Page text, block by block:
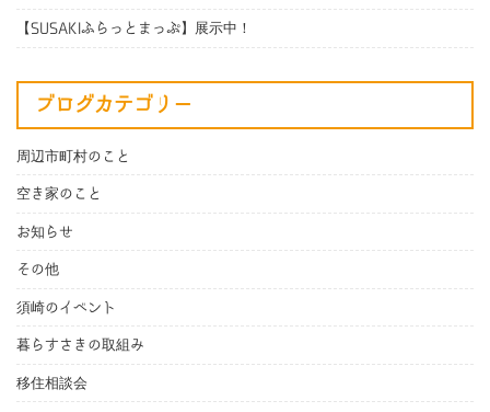
【SUSAKIふらっとまっぷ】展示中！
ブログカテゴリー
周辺市町村のこと
空き家のこと
お知らせ
その他
須崎のイベント
暮らすさきの取組み
移住相談会